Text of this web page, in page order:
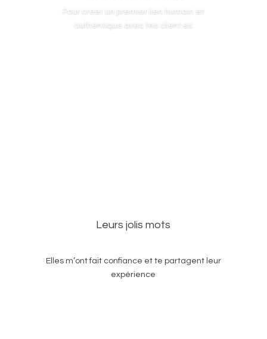
Pour créer un premier lien humain et
authentique avec tes client·es
Leurs jolis mots
Elles m’ont fait confiance et te partagent leur
expérience